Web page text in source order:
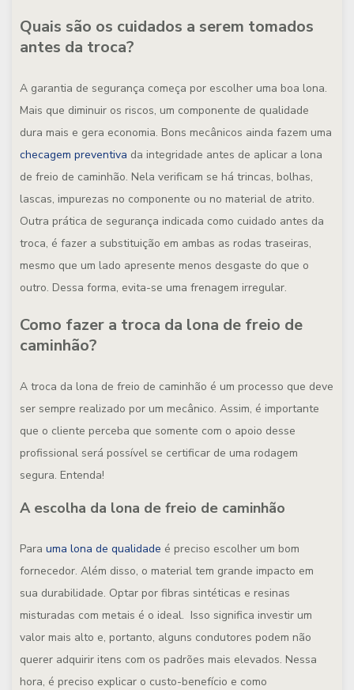
Quais são os cuidados a serem tomados
antes da troca?
A garantia de segurança começa por escolher uma boa lona.
Mais que diminuir os riscos, um componente de qualidade
dura mais e gera economia. Bons mecânicos ainda fazem uma
checagem preventiva da integridade antes de aplicar a lona
de freio de caminhão. Nela verificam se há trincas, bolhas,
lascas, impurezas no componente ou no material de atrito.
Outra prática de segurança indicada como cuidado antes da
troca, é fazer a substituição em ambas as rodas traseiras,
mesmo que um lado apresente menos desgaste do que o
outro. Dessa forma, evita-se uma frenagem irregular.
Como fazer a troca da lona de freio de
caminhão?
A troca da lona de freio de caminhão é um processo que deve
ser sempre realizado por um mecânico. Assim, é importante
que o cliente perceba que somente com o apoio desse
profissional será possível se certificar de uma rodagem
segura. Entenda!
A escolha da lona de freio de caminhão
Para uma lona de qualidade é preciso escolher um bom
fornecedor. Além disso, o material tem grande impacto em
sua durabilidade. Optar por fibras sintéticas e resinas
misturadas com metais é o ideal. Isso significa investir um
valor mais alto e, portanto, alguns condutores podem não
querer adquirir itens com os padrões mais elevados. Nessa
hora, é preciso explicar o custo-benefício e como